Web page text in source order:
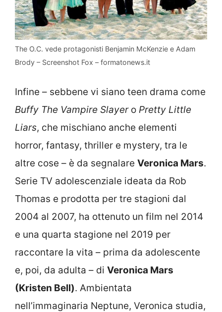
The O.C. vede protagonisti Benjamin McKenzie e Adam
Brody – Screenshot Fox – formatonews.it
Infine – sebbene vi siano teen drama come
Buffy The Vampire Slayero Pretty Little
Liars, che mischiano anche elementi
horror, fantasy, thriller e mystery, tra le
altre cose – è da segnalare Veronica Mars.
Serie TV adolescenziale ideata da Rob
Thomas e prodotta per tre stagioni dal
2004 al 2007, ha ottenuto un film nel 2014
e una quarta stagione nel 2019 per
raccontare la vita – prima da adolescente
e, poi, da adulta – di Veronica Mars
(Kristen Bell). Ambientata
nell’immaginaria Neptune, Veronica studia,